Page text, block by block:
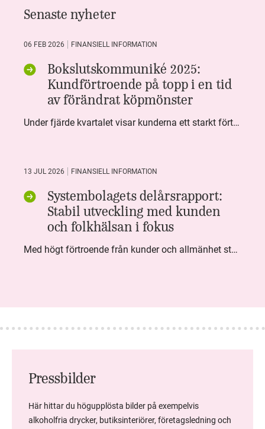
Senaste nyheter
06 FEB 2026 FINANSIELL INFORMATION
Bokslutskommuniké 2025:
Kundförtroende på topp i en tid
av förändrat köpmönster
Under fjärde kvartalet visar kunderna ett starkt förtroende för Systembolaget. Nöjd Kund Index (NKI) når en ny rekordnivå och bidrar till att även helåret avslutar starkt. Arbetet med ansvarsfull försäljning ger tydliga resultat där ålderskontroller når sina högsta nivåer någonsin. Samtidigt fortsätter kundernas val att förändras. Allt fler väljer öl och drycker med lägre alkoholhalt. Vi ser också en lägre försäljningsvolym under kvartalet, en utveckling som ligger i linje med den långsiktiga minskningen i alkoholkonsumtionen i Sverige. De officiella konsumtionssiffrorna från CAN för 2025 kommer först under våren men försäljningssiffrorna pekar åt samma håll.
13 JUL 2026 FINANSIELL INFORMATION
Systembolagets delårsrapport:
Stabil utveckling med kunden
och folkhälsan i fokus
Med högt förtroende från kunder och allmänhet står Systembolaget stabilt i samhällsuppdraget. Under kvartalet togs flera steg inom folkhälsa, kundnytta och minskad klimatpåverkan. Nettoomsättningen var i nivå med föregående år och effektiviseringar av verksamheten möjliggjorde fortsatt anpassning för att möta nya behov.
Pressbilder
Här hittar du högupplösta bilder på exempelvis
alkoholfria drycker, butiksinteriörer, företagsledning och